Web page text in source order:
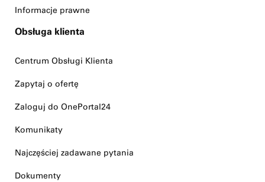
Informacje prawne
Obsługa klienta
Centrum Obsługi Klienta
Zapytaj o ofertę
Zaloguj do OnePortal24
Komunikaty
Najczęściej zadawane pytania
Dokumenty